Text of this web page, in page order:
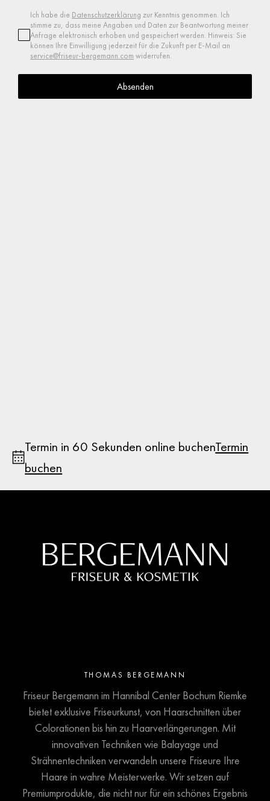
Ich habe die Datenschutzerklärung zur Kenntnis genommen. Ich
stimme zu, dass meine Angaben und Daten zur Beantwortung meiner
Anfrage elektronisch erhoben und gespeichert werden. Hinweis: Sie
können Ihre Einwilligung jederzeit für die Zukunft per E-Mail an
service@friseur-bergemann.com widerrufen.
Termin in 60 Sekunden online buchenTermin
buchen
THOMAS BERGEMANN
Friseur Bergemann im Hannibal Center Bochum Riemke
bietet exklusive Friseurkunst, von Haarschnitten über
Colorationen bis hin zu Haarverlängerungen. Mit
innovativen Techniken wie Balayage und
Strähnentechniken verwandeln unsere Friseure Ihre
Haare in wahre Meisterwerke. Wir setzen auf
Premiumprodukte, die nicht nur für ein schönes Ergebnis